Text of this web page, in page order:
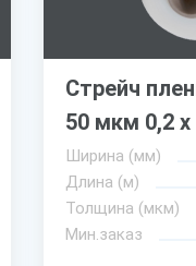
Стрейч
50 мкм 0,2
Ширина (мм)
Длина (м)
Толщина (мкм)
Мин.заказ